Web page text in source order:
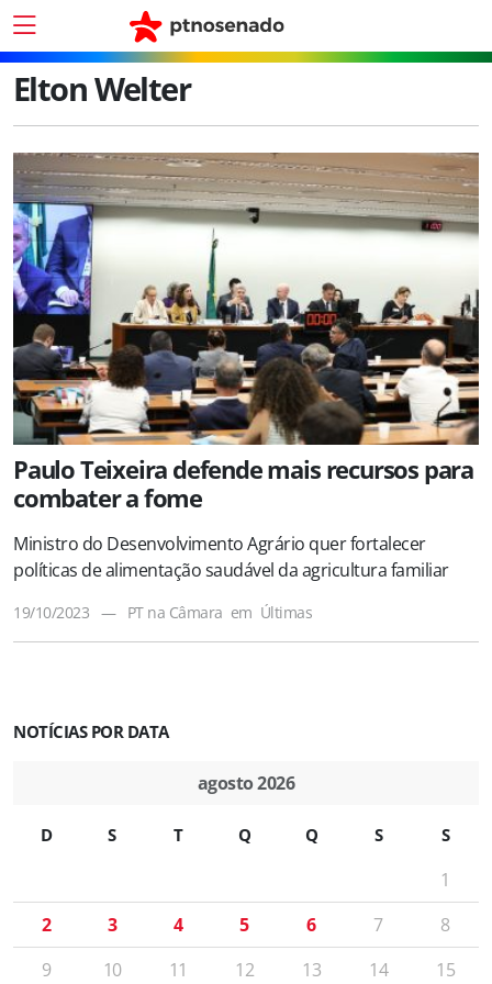
Elton Welter
Paulo Teixeira defende mais recursos para
combater a fome
Ministro do Desenvolvimento Agrário quer fortalecer
políticas de alimentação saudável da agricultura familiar
19/10/2023 — PT na Câmara em Últimas
NOTÍCIAS POR DATA
agosto 2026
D S T Q Q S S
1
2
3 4 5 6 7
8
9
10 11 12 13 14
15